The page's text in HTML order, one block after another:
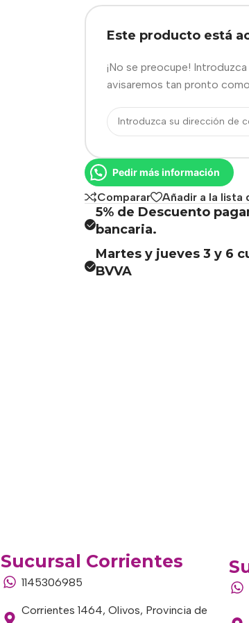
Este producto está
¡No se preocupe!
avisaremos tan pronto
Pedir más información
Comparar Añadir a la lista
5% de Descuento
bancaria.
Martes y jueves 3 y 6
BVVA
Sucursal Corrientes
1145306985
Corrientes 1464, Olivos, Provincia de